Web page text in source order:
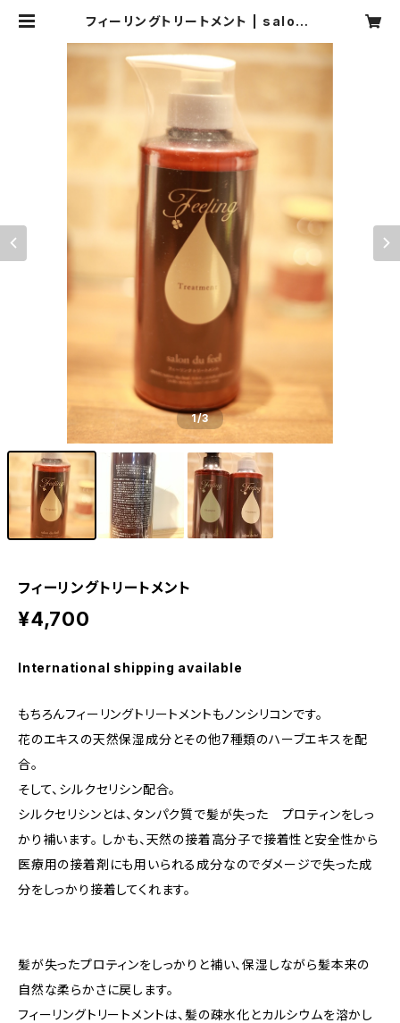
フィーリングトリートメント | salond
1/3
フィーリングトリートメント
¥4,700
International shipping available
もちろんフィーリングトリートメントもノンシリコンです。
花のエキスの天然保湿成分とその他7種類のハーブエキスを配
合。
そして、シルクセリシン配合。
シルクセリシンとは、タンパク質で髪が失った プロティンをしっ
かり補います。 しかも、天然の接着高分子で接着性と安全性から
医療用の接着剤にも用いられる成分なのでダメージで失った成
分をしっかり接着してくれます。
髪が失ったプロティンをしっかりと補い、保湿しながら髪本来の
自然な柔らかさに戻します。
フィーリングトリートメントは、髪の疎水化とカルシウムを溶かし